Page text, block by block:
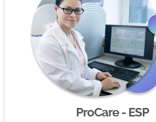
ProCare - ESP